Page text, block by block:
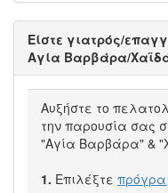
Είστε γιατρός/
Αγία Βαρβάρα/
Αυξήστε το
την παρουσία σας
"Αγία Βαρβάρα" &
1. Επιλέξτε